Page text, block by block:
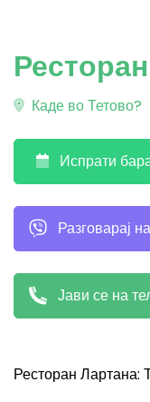
Каде во Тетово?
Испрати
Разговарај
Јави се на
Ресторан Лартана: